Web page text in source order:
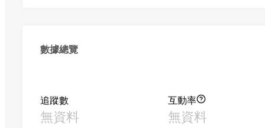
數據總覽
追蹤數
無資料
互動率
無資料